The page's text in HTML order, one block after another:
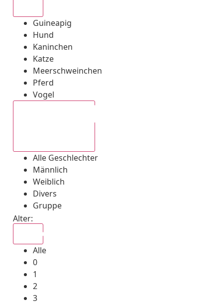
Guineapig
Hund
Kaninchen
Katze
Meerschweinchen
Pferd
Vogel
Alle Geschlechter
Männlich
Weiblich
Divers
Gruppe
Alter:
Alle
0
1
2
3